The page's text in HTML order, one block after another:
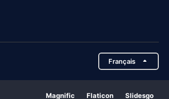
Français
Magnific Flaticon Slidesgo